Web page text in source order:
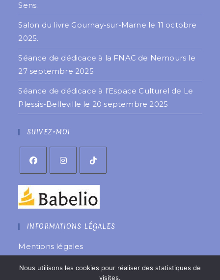
Sens.
Salon du livre Gournay-sur-Marne le 11 octobre
2025.
Séance de dédicace à la FNAC de Nemours le
27 septembre 2025
Séance de dédicace à l’Espace Culturel de Le
Plessis-Belleville le 20 septembre 2025
SUIVEZ-MOI
INFORMATIONS LÉGALES
Mentions légales
Site réalisé parêtreweb
Nous utilisons les cookies pour réaliser des statistiques de
visites.